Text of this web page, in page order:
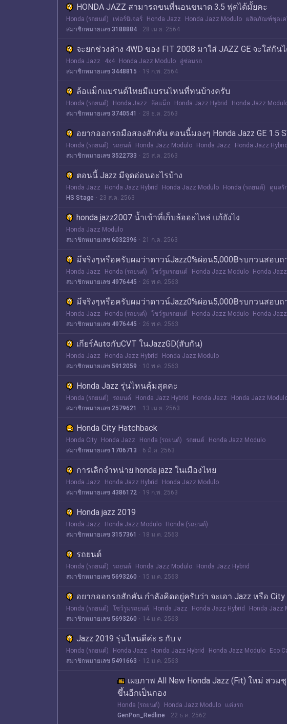
HONDA JAZZ สามารถขนที่นอนขนาด 3.5 ฟุตได้มั้ยคะ
Honda (รถยนต์) เฟอร์นิเจอร์ Honda Jazz Honda Jazz Modulo
ผลิตภัณฑ์ชุดเค
สมาชิกหมายเลข 3188884
28 เม.ย. 2564
จะยกช่วงล่าง 4WD ของ FIT 2008 มาใส่ JAZZ GE จะใส่กัน
Honda Jazz 4x4 Honda Jazz Modulo
อู่ซ่อมรถ
สมาชิกหมายเลข 3448815
19 ก.พ. 2564
ล้อแม็กแบรนด์ไทยมีเเบรนไหนที่ทนบ้างครับ
Honda (รถยนต์) Honda Jazz ล้อแม็ก Honda Jazz Hybrid
Honda Jazz
สมาชิกหมายเลข 3740541
28 ธ.ค. 2563
อยากออกรถมือสองสักคัน ตอนนี้มองๆ Honda Jazz GE 1.5
Honda (รถยนต์) รถยนต์ Honda Jazz Modulo Honda Jazz
Honda Jazz Hybrid
สมาชิกหมายเลข 3522733
25 ส.ค. 2563
ตอนนี้ Jazz มีจุดอ่อนอะไรบ้าง
Honda Jazz Honda Jazz Hybrid Honda Jazz Modulo Honda (รถยนต์)
ดูแลรั
HS Stage
23 ส.ค. 2563
honda jazz2007 น้ำเข้าที่เก็บล้ออะไหล่ แก้ยังไง
Honda Jazz Modulo
สมาชิกหมายเลข 6032396
21 ก.ค. 2563
มีจริงๆหรือครับผมว่าดาวน์Jazz0%ผ่อน5,000฿รบกวนสอ
Honda Jazz Honda (รถยนต์) โชว์รูมรถยนต์ Honda Jazz Modulo
Honda
สมาชิกหมายเลข 4976445
26 พ.ค. 2563
มีจริงๆหรือครับผมว่าดาวน์Jazz0%ผ่อน5,000฿รบกวนสอ
Honda Jazz Honda (รถยนต์) โชว์รูมรถยนต์ Honda Jazz Modulo
Honda
สมาชิกหมายเลข 4976445
26 พ.ค. 2563
เกียร์AutoกับCVT ในJazzGD(สับกัน)
Honda Jazz Honda Jazz Hybrid
Honda Jazz Modulo
สมาชิกหมายเลข 5912059
10 พ.ค. 2563
Honda Jazz รุ่นไหนคุ้มสุดคะ
Honda (รถยนต์) รถยนต์ Honda Jazz Hybrid Honda Jazz
Honda Jazz
สมาชิกหมายเลข 2579621
13 เม.ย. 2563
Honda City Hatchback
Honda City Honda Jazz Honda (รถยนต์) รถยนต์
Honda Jazz Modulo
สมาชิกหมายเลข 1706713
6 มี.ค. 2563
การเลิกจำหน่าย honda jazz ในเมืองไทย
Honda Jazz Honda Jazz Hybrid
Honda Jazz Modulo
สมาชิกหมายเลข 4386172
19 ก.พ. 2563
Honda jazz 2019
Honda Jazz Honda Jazz Modulo
Honda (รถยนต์)
สมาชิกหมายเลข 3157361
18 ม.ค. 2563
รถยนต์
Honda (รถยนต์) รถยนต์ Honda Jazz Modulo
Honda Jazz Hybrid
สมาชิกหมายเลข 5693260
15 ม.ค. 2563
อยากออกรถสักคัน กำลังคิดอยู่ครับว่า จะเอา Jazz หรือ City
Honda (รถยนต์) โชว์รูมรถยนต์ Honda Jazz Honda Jazz Hybrid
Honda Jazz
สมาชิกหมายเลข 5693260
14 ม.ค. 2563
Jazz 2019 รุ่นไหนดีค่ะ s กับ v
Honda (รถยนต์) Honda Jazz Honda Jazz Hybrid Honda Jazz Modulo
Eco
สมาชิกหมายเลข 5491663
12 ม.ค. 2563
เผยภาพ All New Honda Jazz (Fit) ใหม่ สว
ขึ้นอีกเป็นกอง
Honda (รถยนต์) Honda Jazz Modulo
แต่งรถ
GenPon_Redline
22 ธ.ค. 2562